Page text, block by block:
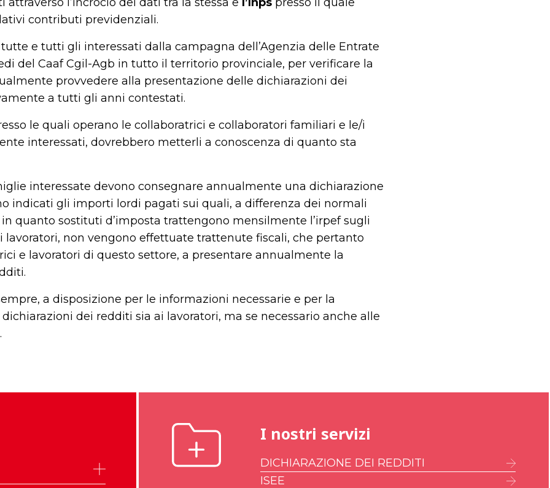
contributi previdenziali.
e tutti gli interessati dalla campagna dell’Agenzia delle Entrate
del Caaf Cgil-Agb in tutto il territorio provinciale, per verificare la
provvedere alla presentazione delle dichiarazioni dei
a tutti gli anni contestati.
le quali operano le collaboratrici e collaboratori familiari e le/i
interessati, dovrebbero metterli a conoscenza di quanto sta
interessate devono consegnare annualmente una dichiarazione
indicati gli importi lordi pagati sui quali, a differenza dei normali
quanto sostituti d’imposta trattengono mensilmente l’irpef sugli
non vengono effettuate trattenute fiscali, che pertanto
e lavoratori di questo settore, a presentare annualmente la
a disposizione per le informazioni necessarie e per la
dei redditi sia ai lavoratori, ma se necessario anche alle
I nostri servizi
DICHIARAZIONE DEI REDDITI
ISEE